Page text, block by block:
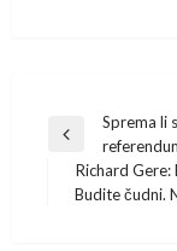
objava
Previous
Post
Sprema li
Next
Richard Gere:
Budite čudni.